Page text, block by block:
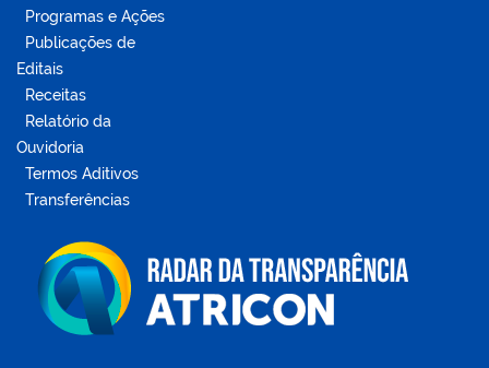
Programas e Ações
Publicações de
Editais
Receitas
Relatório da
Ouvidoria
Termos Aditivos
Transferências